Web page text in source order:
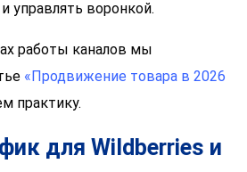
управлять воронкой.
работы каналов мы
«Продвижение товара в 2026
практику.
для Wildberries и